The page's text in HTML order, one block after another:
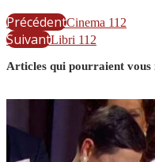
PrécédentCinema 112
SuivantLibri 112
Articles qui pourraient vous